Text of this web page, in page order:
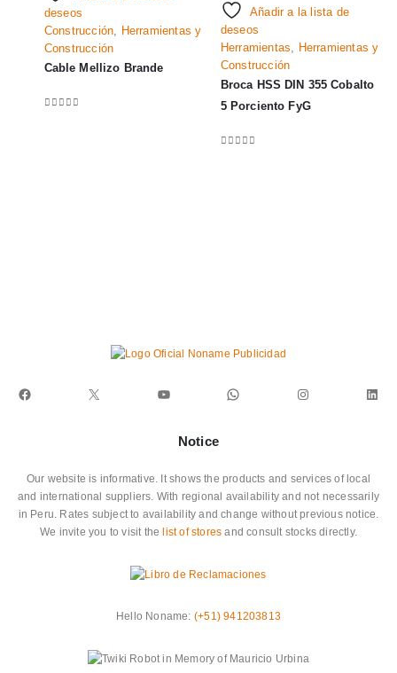
deseos
Construcción
Herramientas y
Construcción
Cable Mellizo Brande
Añadir a la lista de
deseos
Herramientas, Herramientas y
Construcción
Broca HSS DIN 355 Cobalto
5 Porciento FyG
Facebook X YouTube WhatsApp Instagram
Notice
Our website is informative. It shows the products and services of local
and international suppliers. With regional availability and not necessarily
in Peru. Rates subject to availability and change without previous notice.
We invite you to visit thelist of stores and consult stocks directly.
Hello Noname: (+51) 941203813